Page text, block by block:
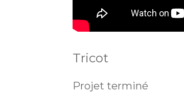
Tricot
Projet terminé